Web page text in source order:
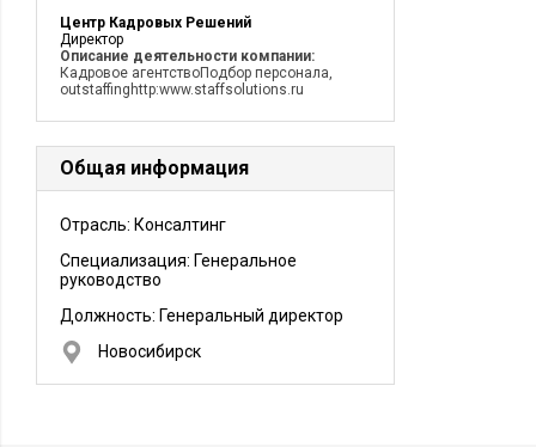
Центр Кадровых Решений
Директор
Описание деятельности компании:
Кадровое агентствоПодбор персонала,
outstaffinghttp:www.staffsolutions.ru
Общая информация
Отрасль: Консалтинг
Специализация: Генеральное
руководство
Должность: Генеральный директор
Новосибирск